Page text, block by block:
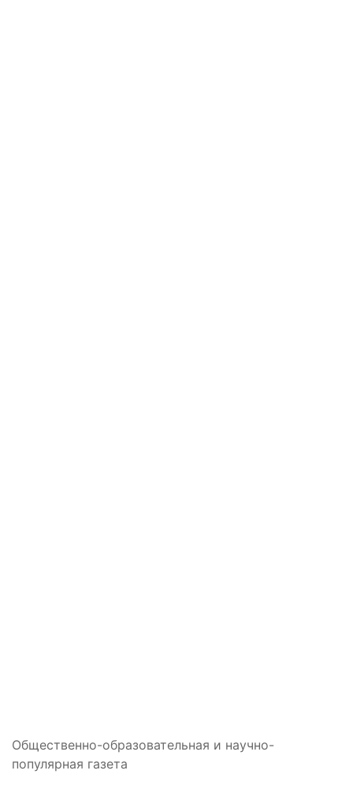
Общественно-образовательная и научно-
популярная газета